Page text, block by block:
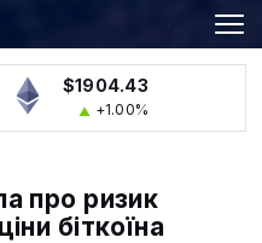
$1904.43
+1.00%
про ризик
біткоїна